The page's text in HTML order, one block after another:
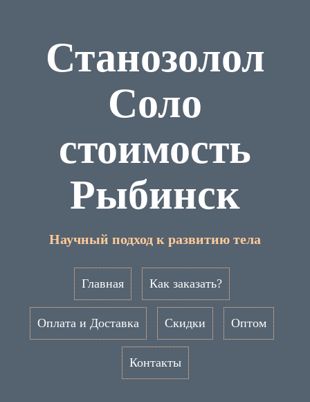
Станозолол
Соло
стоимость
Рыбинск
Научный подход к развитию тела
Главная Как заказать?
Оплата и Доставка Скидки Оптом
Контакты